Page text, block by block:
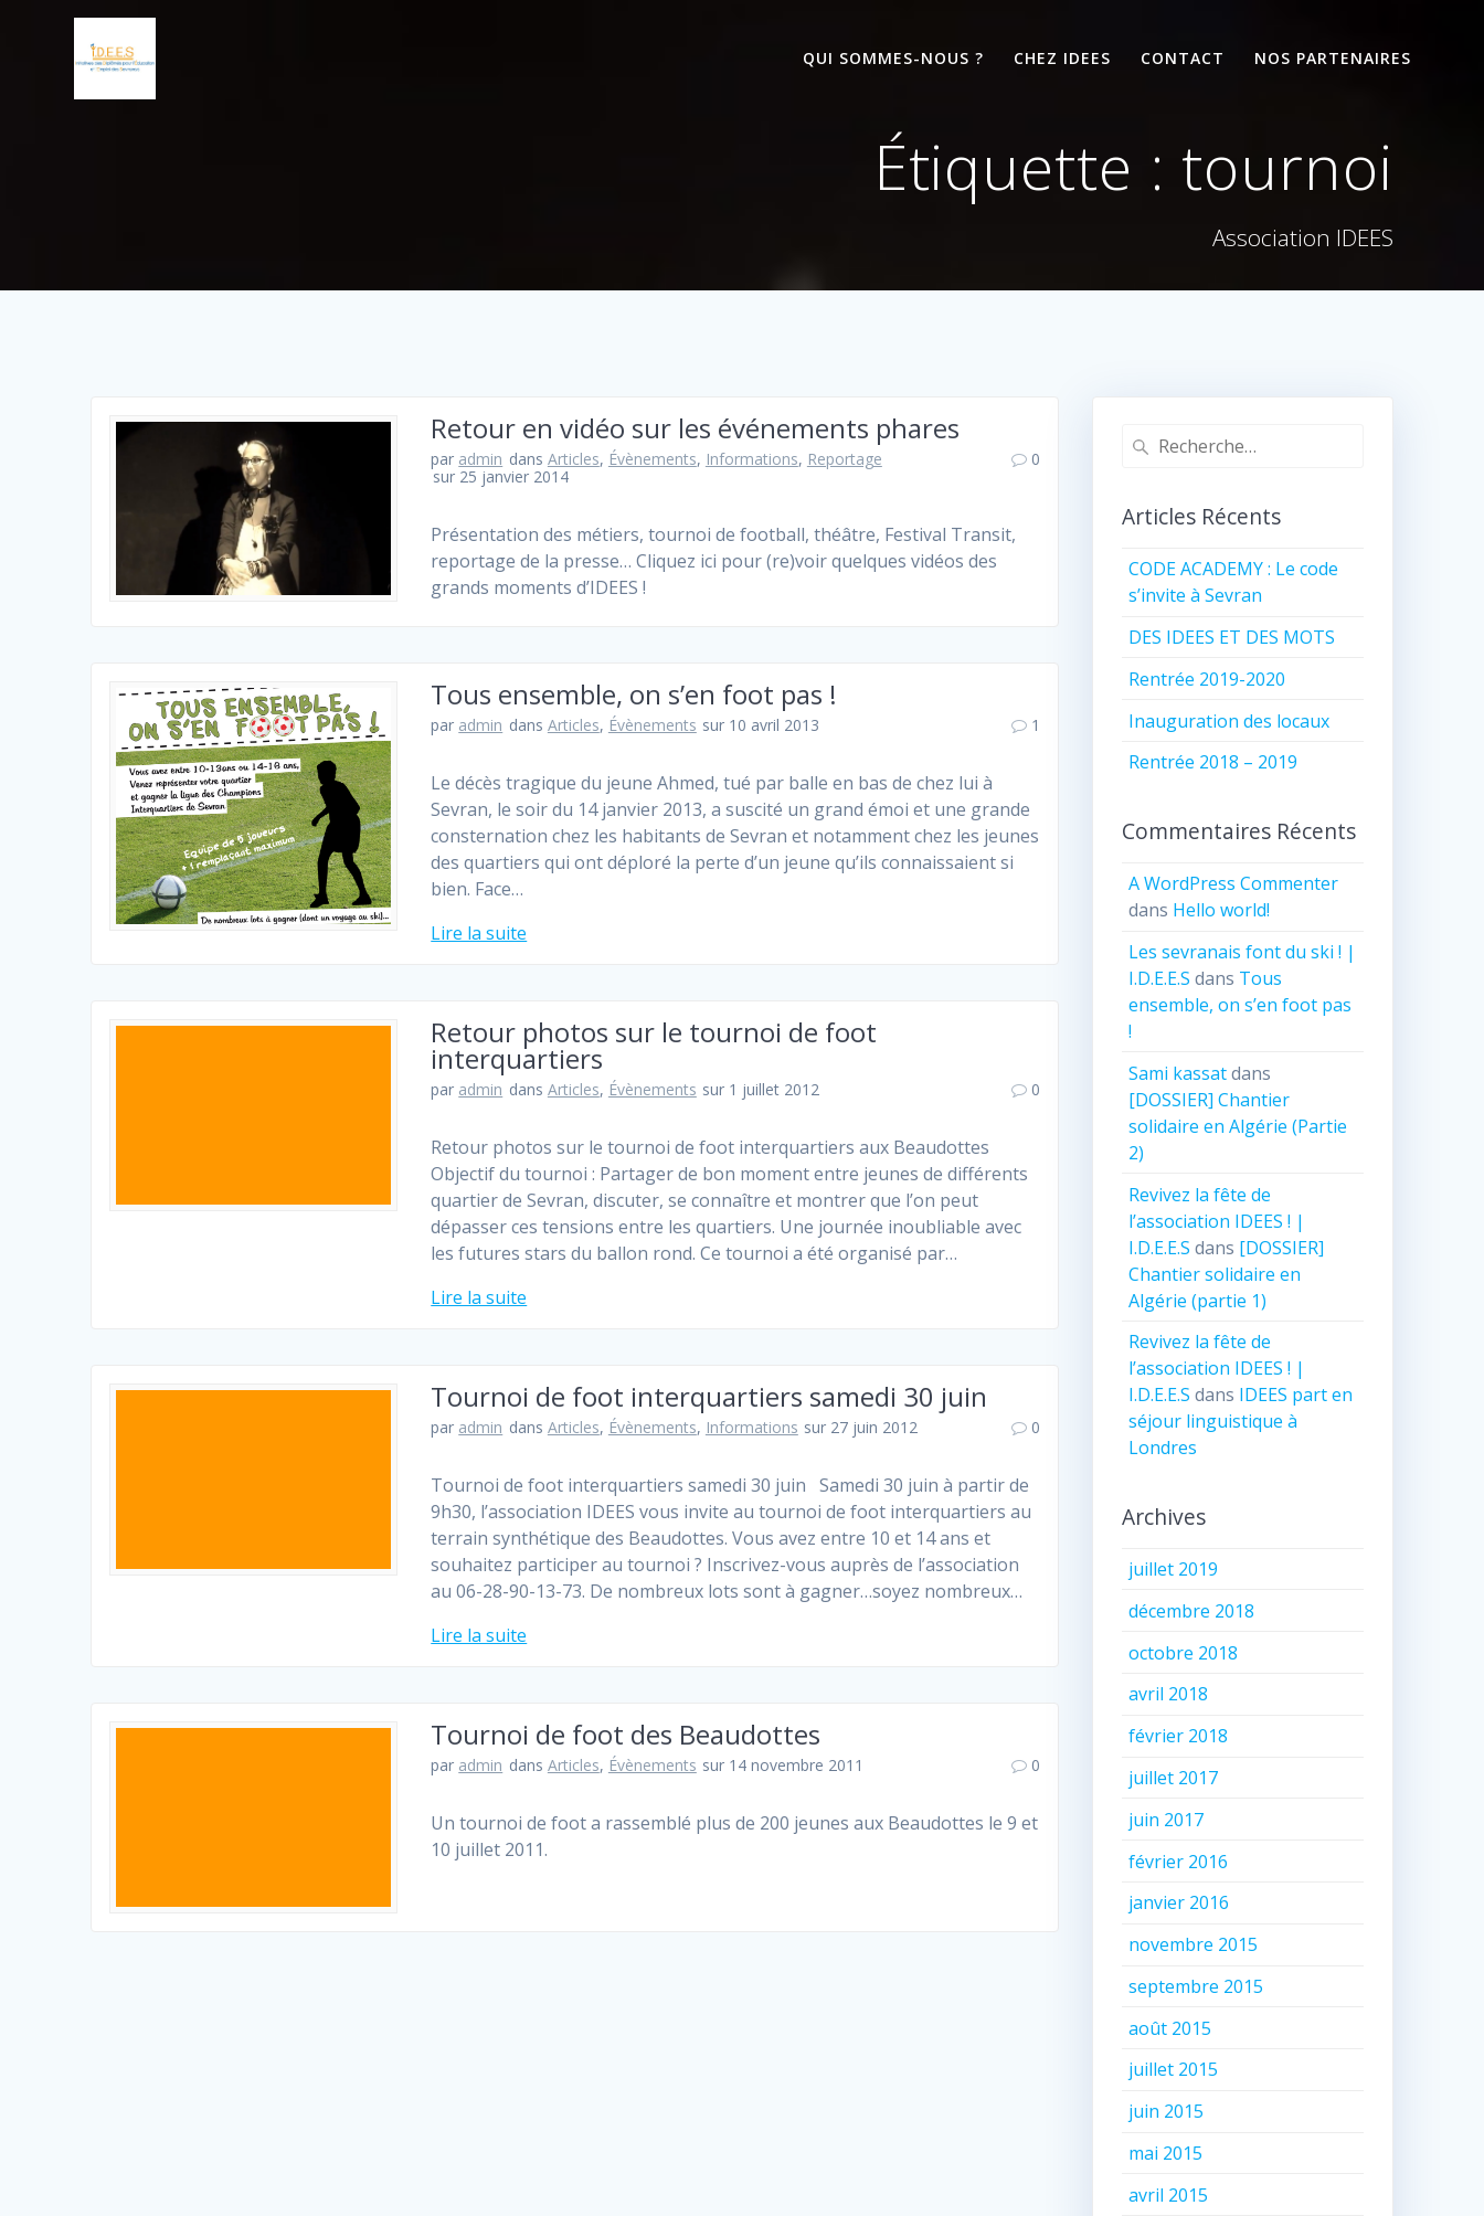
QUI SOMMES-NOUS ? CHEZ IDEES CONTACT NOS PARTENAIRES
Étiquette : tournoi
Association IDEES
Retour en vidéo sur les événements phares
par admin dans Articles, Évènements, Informations, Reportage
sur 25 janvier 2014
0
Présentation des métiers, tournoi de football, théâtre, Festival Transit,
reportage de la presse… Cliquez ici pour (re)voir quelques vidéos des
grands moments d’IDEES !
Tous ensemble, on s’en foot pas !
par admin dans Articles, Évènements sur 10 avril 2013 1
Le décès tragique du jeune Ahmed, tué par balle en bas de chez lui à
Sevran, le soir du 14 janvier 2013, a suscité un grand émoi et une grande
consternation chez les habitants de Sevran et notamment chez les jeunes
des quartiers qui ont déploré la perte d’un jeune qu’ils connaissaient si
bien. Face…
Lire la suite
Retour photos sur le tournoi de foot
interquartiers
par admin dans Articles, Évènements sur 1 juillet 2012 0
Retour photos sur le tournoi de foot interquartiers aux Beaudottes
Objectif du tournoi : Partager de bon moment entre jeunes de différents
quartier de Sevran, discuter, se connaître et montrer que l’on peut
dépasser ces tensions entre les quartiers. Une journée inoubliable avec
les futures stars du ballon rond. Ce tournoi a été organisé par…
Lire la suite
Tournoi de foot interquartiers samedi 30 juin
par admin dans Articles, Évènements, Informations sur 27 juin 2012 0
Tournoi de foot interquartiers samedi 30 juin Samedi 30 juin à partir de
9h30, l’association IDEES vous invite au tournoi de foot interquartiers au
terrain synthétique des Beaudottes. Vous avez entre 10 et 14 ans et
souhaitez participer au tournoi ? Inscrivez-vous auprès de l’association
au 06-28-90-13-73. De nombreux lots sont à gagner…soyez nombreux…
Lire la suite
Tournoi de foot des Beaudottes
par admin dans Articles, Évènements sur 14 novembre 2011 0
Un tournoi de foot a rassemblé plus de 200 jeunes aux Beaudottes le 9 et
10 juillet 2011.
Recherche
pour
Articles Récents
CODE ACADEMY : Le code
s’invite à Sevran
DES IDEES ET DES MOTS
Rentrée 2019-2020
Inauguration des locaux
Rentrée 2018 – 2019
Commentaires Récents
A WordPress Commenter
dans Hello world!
Les sevranais font du ski ! |
I.D.E.E.S dans Tous
ensemble, on s’en foot pas
!
Sami kassatdans
[DOSSIER] Chantier
solidaire en Algérie (Partie
2)
Revivez la fête de
l’association IDEES ! |
I.D.E.E.S dans [DOSSIER]
Chantier solidaire en
Algérie (partie 1)
Revivez la fête de
l’association IDEES ! |
I.D.E.E.S dans IDEES part en
séjour linguistique à
Londres
Archives
juillet 2019
décembre 2018
octobre 2018
avril 2018
février 2018
juillet 2017
juin 2017
février 2016
janvier 2016
novembre 2015
septembre 2015
août 2015
juillet 2015
juin 2015
mai 2015
avril 2015